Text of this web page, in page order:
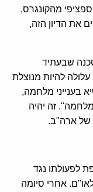
מהקונגרס,
את הדיון הזה,
שבעתיד
עלולה להיות מנוצלת
בענייני מלחמה,
זה יהיה
של ארה"ב.
לפעולתו נגד
לאו"ם. אחרי סיומה